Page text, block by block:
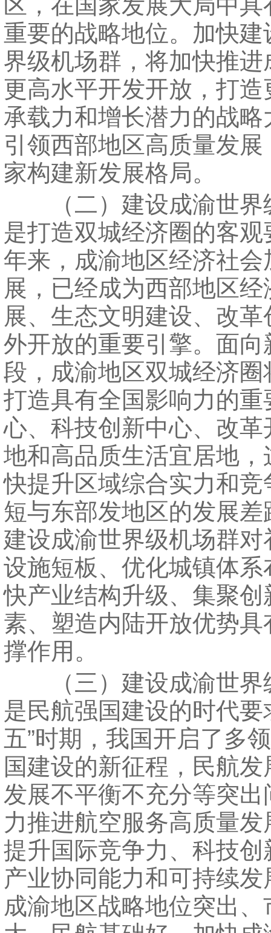
重要的战略地位。加快建
界级机场群，将加快推进
更高水平开发开放，打造
承载力和增长潜力的战略
引领西部地区高质量发展
家构建新发展格局。
（二）建设成渝世界
是打造双城经济圈的客观
年来，成渝地区经济社会
展，已经成为西部地区经
展、生态文明建设、改革
外开放的重要引擎。面向
段，成渝地区双城经济圈
打造具有全国影响力的重
心、科技创新中心、改革
地和高品质生活宜居地，
快提升区域综合实力和竞
短与东部发地区的发展差
建设成渝世界级机场群对
设施短板、优化城镇体系
快产业结构升级、集聚创
素、塑造内陆开放优势具
撑作用。
（三）建设成渝世界
是民航强国建设的时代要
五”时期，我国开启了多
国建设的新征程，民航
发展不平衡不充分等突出
力推进航空服务高质量发
提升国际竞争力、科技创
产业协同能力和可持续发
成渝地区战略地位突出、